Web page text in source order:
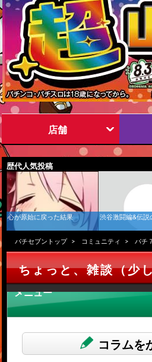
店舗
歴代人気投稿
心が原始に戻った結果 渋谷激闘編&伝説
パチセブントップ コミュニティ パチ
ちょっと、雑談（少
メニュー
コラムを